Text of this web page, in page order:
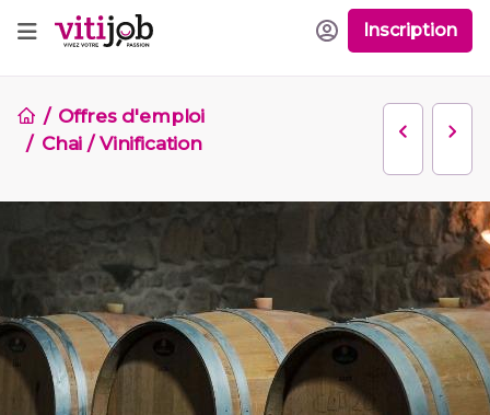
Inscription
Offres d'emploi
Chai / Vinification